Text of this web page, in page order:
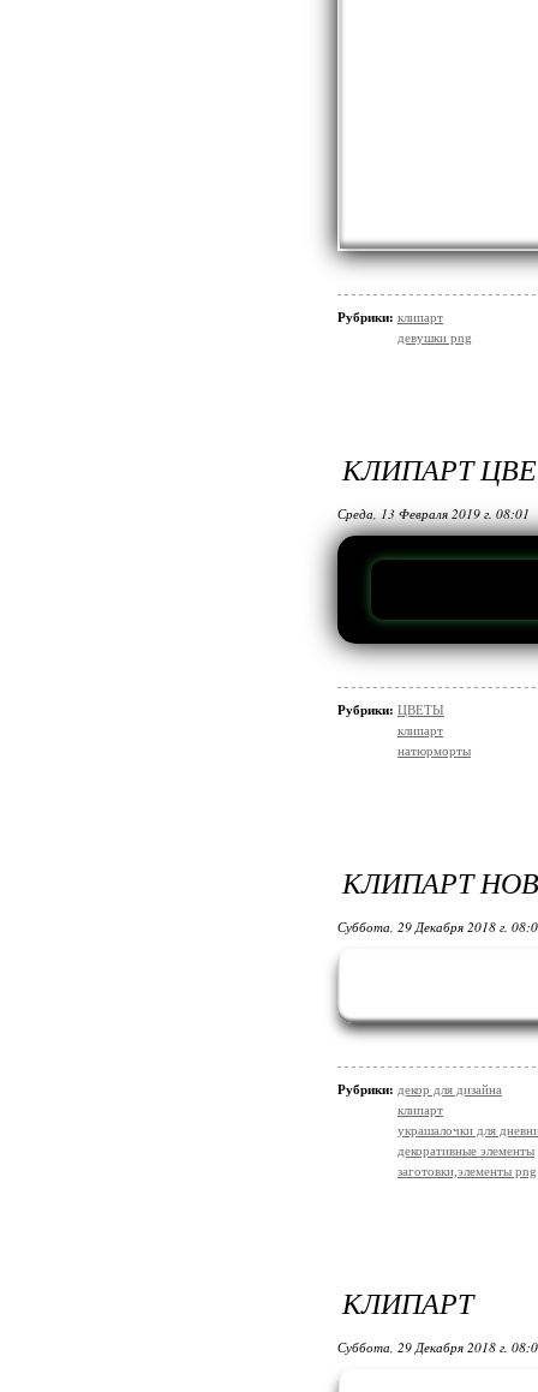
Рубрики: клипарт
девушки png
КЛИПАРТ
Среда, 13 Февраля 2019 г. 08:01
Рубрики: ЦВЕТЫ
клипарт
натюрморты
КЛИПАРТ
Суббота, 29 Декабря 2018 г.
Рубрики: декор для дизайна
клипарт
украшалочки для
декоративные элементы
заготовки,элементы png
КЛИПАРТ
Суббота, 29 Декабря 2018 г.